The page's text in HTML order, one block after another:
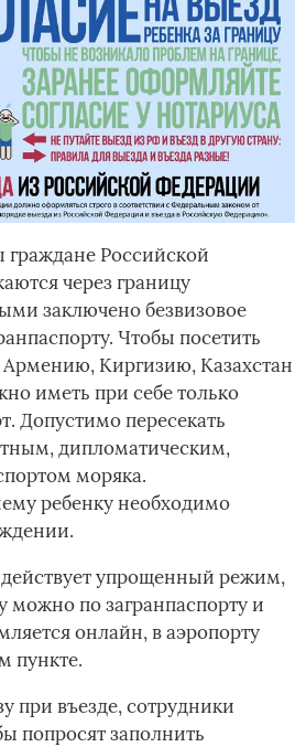
граждане Российской
через границу
заключено безвизовое
Чтобы посетить
Армению, Киргизию, Казахстан
иметь при себе только
Допустимо пересекать
дипломатическим,
моряка.
ребенку необходимо
действует упрощенный режим,
можно по загранпаспорту и
онлайн, в аэропорту
пункте.
при въезде, сотрудники
попросят заполнить